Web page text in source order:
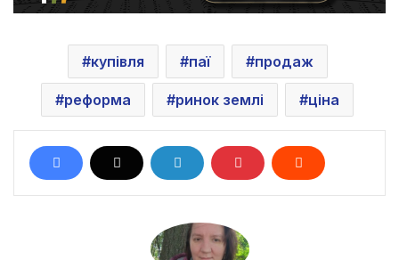
купівля паї продаж
реформа ринок землі ціна